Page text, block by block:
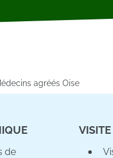
agréés Oise
de